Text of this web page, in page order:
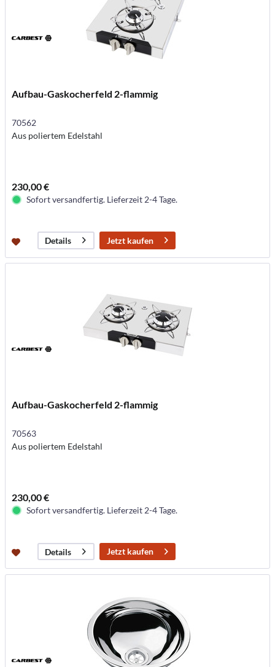
Aufbau-Gaskocherfeld 2-flammig
70562
Aus poliertem Edelstahl
230,00 €
Sofort versandfertig. Lieferzeit 2-4 Tage.
Details Jetzt kaufen
Aufbau-Gaskocherfeld 2-flammig
70563
Aus poliertem Edelstahl
230,00 €
Sofort versandfertig. Lieferzeit 2-4 Tage.
Details Jetzt kaufen